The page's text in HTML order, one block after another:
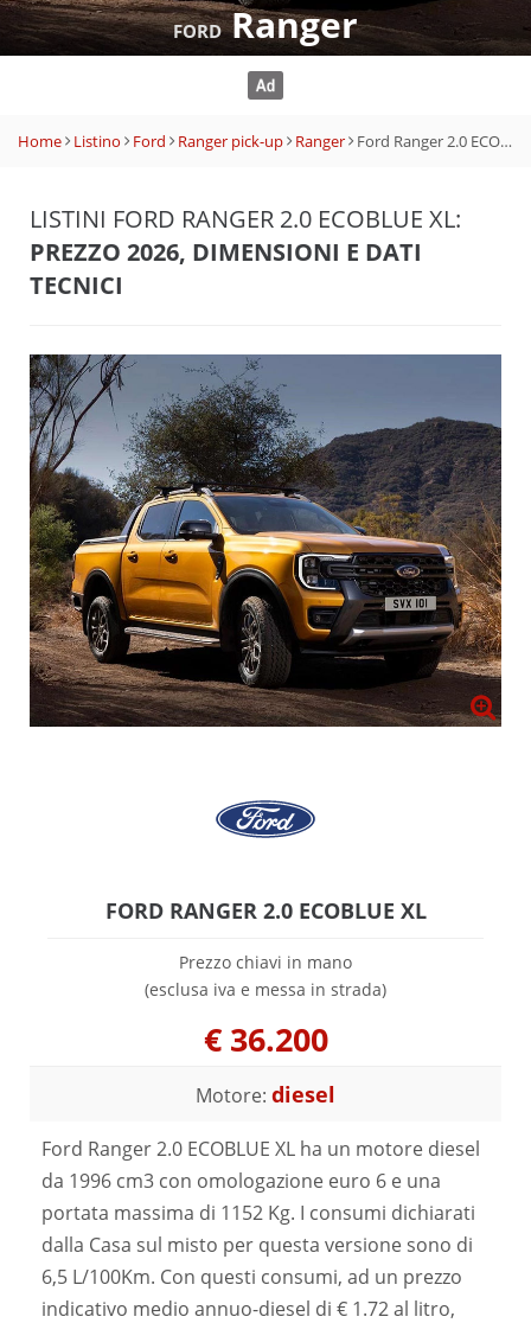
FORDRanger
Home Listino Ford Ranger pick-up Ranger Ford Ranger 2.0 ECOBLUE XL
LISTINI FORD RANGER 2.0 ECOBLUE XL:
PREZZO 2026, DIMENSIONI E DATI
TECNICI
FORD RANGER 2.0 ECOBLUE XL
Prezzo chiavi in mano
(esclusa iva e messa in strada)
€ 36.200
Motore: diesel
Ford Ranger 2.0 ECOBLUE XL ha un motore diesel
da 1996 cm3 con omologazione euro 6 e una
portata massima di 1152 Kg. I consumi dichiarati
dalla Casa sul misto per questa versione sono di
6,5 L/100Km. Con questi consumi, ad un prezzo
indicativo medio annuo-diesel di € 1.72 al litro,